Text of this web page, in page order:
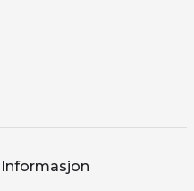
Informasjon